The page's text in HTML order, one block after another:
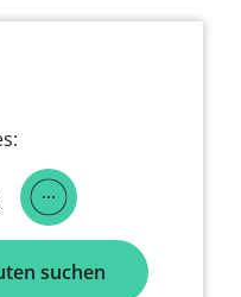
suchen